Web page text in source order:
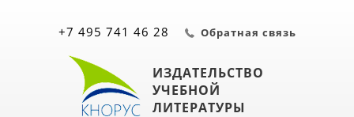
ИЗДАТЕЛЬСТВО
УЧЕБНОЙ
ЛИТЕРАТУРЫ
+7 495 741 46 28 Обратная связь